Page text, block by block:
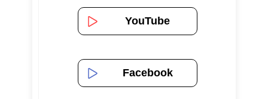
YouTube
Facebook